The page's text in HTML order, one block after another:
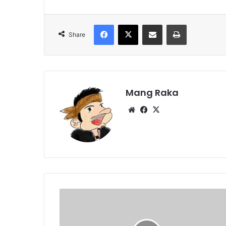
Share
Facebook
X Share via Email Print
Mang Raka
WebsiteFacebook